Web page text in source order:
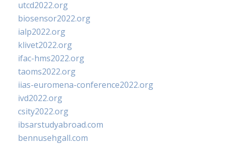
utcd2022.org
biosensor2022.org
ialp2022.org
klivet2022.org
ifac-hms2022.org
taoms2022.org
iias-euromena-conference2022.org
ivd2022.org
csity2022.org
ibsarstudyabroad.com
bennusehgall.com